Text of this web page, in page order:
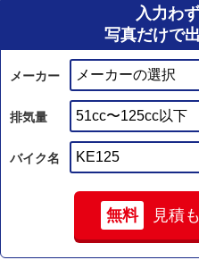
入力わ
写真だけで
メーカー
排気量
バイク名
無料 見積